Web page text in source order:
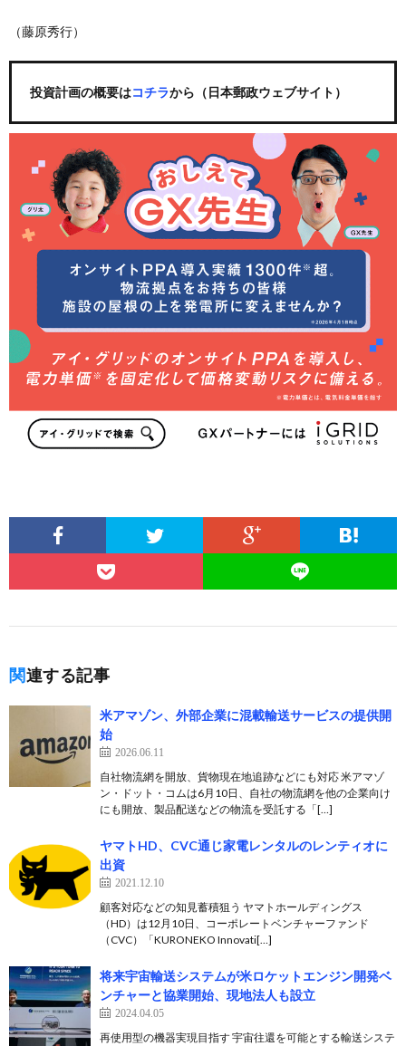
（藤原秀行）
投資計画の概要はコチラから（日本郵政ウェブサイト）
関連する記事
米アマゾン、外部企業に混載輸送サービスの提供開
始
2026.06.11
自社物流網を開放、貨物現在地追跡などにも対応 米アマゾ
ン・ドット・コムは6月10日、自社の物流網を他の企業向け
にも開放、製品配送などの物流を受託する「[…]
ヤマトHD、CVC通じ家電レンタルのレンティオに
出資
2021.12.10
顧客対応などの知見蓄積狙う ヤマトホールディングス
（HD）は12月10日、コーポレートベンチャーファンド
（CVC）「KURONEKO Innovati[…]
将来宇宙輸送システムが米ロケットエンジン開発ベ
ンチャーと協業開始、現地法人も設立
2024.04.05
再使用型の機器実現目指す 宇宙往還を可能とする輸送システ